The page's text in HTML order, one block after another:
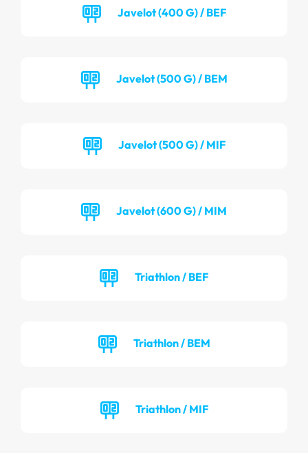
Javelot (400 G) / BEF
Javelot (500 G) / BEM
Javelot (500 G) / MIF
Javelot (600 G) / MIM
Triathlon / BEF
Triathlon / BEM
Triathlon / MIF